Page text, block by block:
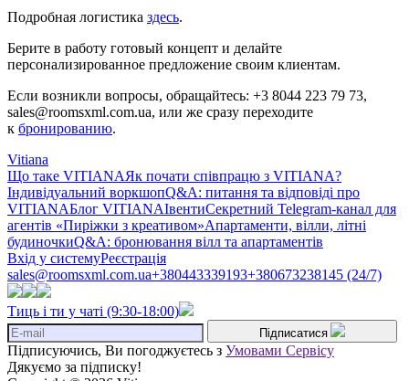
Подробная логистика здесь.
Берите в работу готовый концепт и делайте
персонализированное предложение своим клиентам.
Если возникли вопросы, обращайтесь: +3 8044 223 79 73,
sales@roomsxml.com.ua, или же сразу переходите
к бронированию.
Vitiana
Що таке VITIANAЯк почати співпрацю з VITIANA?
Індивідуальний воркшопQ&A: питання та відповіді про
VITIANAБлог VITIANAІвентиСекретний Telegram-канал для
агентів «Пиріжки з креативом»Апартаменти, вілли, літні
будиночкиQ&A: бронювання вілл та апартаментів
Вхід у системуРеєстрація
sales@roomsxml.com.ua+380443339193+380673238145 (24/7)
Тиць і ти у чаті (9:30-18:00)
Підписатися
Підписуючись, Ви погоджуєтесь з Умовами Сервісу
Дякуємо за підписку!